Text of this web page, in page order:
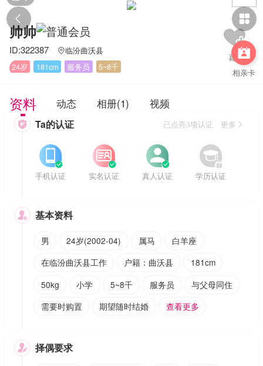
 

相亲卡
帅帅
ID:322387 临汾曲沃县
24岁
181cm 服务员 5~8千
资料 动态 相册(1) 视频
 Ta的认证 已点亮3项认证 更多


手机认证


实名认证


真人认证


学历认证
 基本资料
男 24岁(2002-04) 属马
白羊座
在临汾曲沃县工作
户籍：曲沃县
181cm
50kg
小学 5~8千 服务员
与父母同住
需要时购置
期望随时结婚 查看更多
 择偶要求